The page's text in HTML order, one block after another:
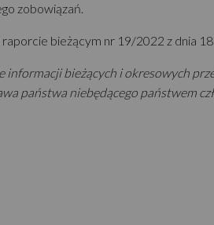
zobowiązań.
bieżącym nr 19/2022 z dnia
bieżących i okresowych
państwa niebędącego państwem